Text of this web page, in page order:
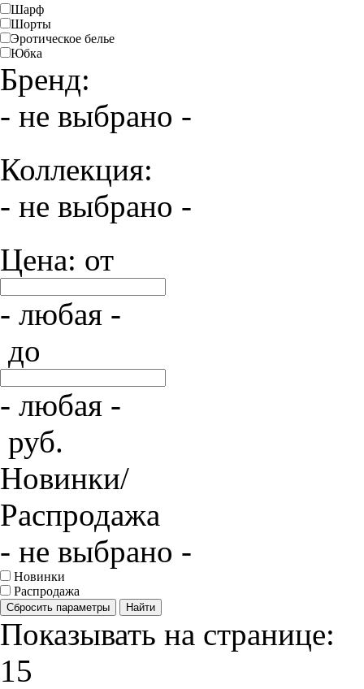
Шарф
Шорты
Эротическое белье
Юбка
Бренд:
- не выбрано -
Коллекция:
- не выбрано -
Цена: от
- любая -
до
- любая -
руб.
Новинки/
Распродажа
- не выбрано -
Новинки
Распродажа
Сбросить параметры Найти
Показывать на странице:
15